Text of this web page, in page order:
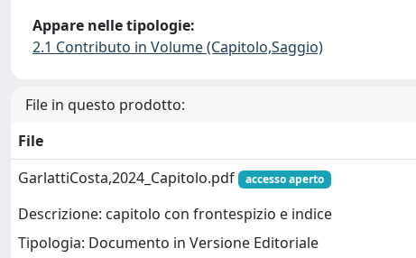
Appare nelle tipologie:
2.1 Contributo in Volume (Capitolo,Saggio)
File in questo prodotto:
File
GarlattiCosta,2024_Capitolo.pdf
accesso aperto
Descrizione: capitolo con frontespizio e indice
Tipologia: Documento in Versione Editoriale